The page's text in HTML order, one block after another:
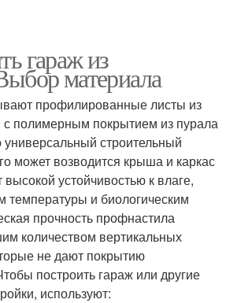
гараж из
материала
профилированные листы из
с полимерным покрытием из пурала
строительный
может возводится крыша и каркас
устойчивостью к влаге,
температуры и биологическим
прочность профнастила
количеством вертикальных
не дают покрытию
построить гараж или другие
используют: